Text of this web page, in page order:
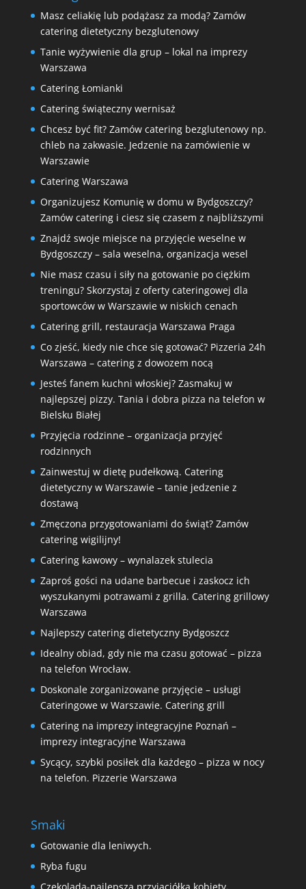
Masz celiakię lub podążasz za modą? Zamów
catering dietetyczny bezglutenowy
Tanie wyżywienie dla grup – lokal na imprezy
Warszawa
Catering Łomianki
Catering świąteczny wernisaż
Chcesz być fit? Zamów catering bezglutenowy np.
chleb na zakwasie. Jedzenie na zamówienie w
Warszawie
Catering Warszawa
Organizujesz Komunię w domu w Bydgoszczy?
Zamów catering i ciesz się czasem z najbliższymi
Znajdź swoje miejsce na przyjęcie weselne w
Bydgoszczy – sala weselna, organizacja wesel
Nie masz czasu i siły na gotowanie po ciężkim
treningu? Skorzystaj z oferty cateringowej dla
sportowców w Warszawie w niskich cenach
Catering grill, restauracja Warszawa Praga
Co zjeść, kiedy nie chce się gotować? Pizzeria 24h
Warszawa – catering z dowozem nocą
Jesteś fanem kuchni włoskiej? Zasmakuj w
najlepszej pizzy. Tania i dobra pizza na telefon w
Bielsku Białej
Przyjęcia rodzinne – organizacja przyjęć
rodzinnych
Zainwestuj w dietę pudełkową. Catering
dietetyczny w Warszawie – tanie jedzenie z
dostawą
Zmęczona przygotowaniami do świąt? Zamów
catering wigilijny!
Catering kawowy – wynalazek stulecia
Zaproś gości na udane barbecue i zaskocz ich
wyszukanymi potrawami z grilla. Catering grillowy
Warszawa
Najlepszy catering dietetyczny Bydgoszcz
Idealny obiad, gdy nie ma czasu gotować – pizza
na telefon Wrocław.
Doskonale zorganizowane przyjęcie – usługi
Cateringowe w Warszawie. Catering grill
Catering na imprezy integracyjne Poznań –
imprezy integracyjne Warszawa
Sycący, szybki posiłek dla każdego – pizza w nocy
na telefon. Pizzerie Warszawa
Smaki
Gotowanie dla leniwych.
Ryba fugu